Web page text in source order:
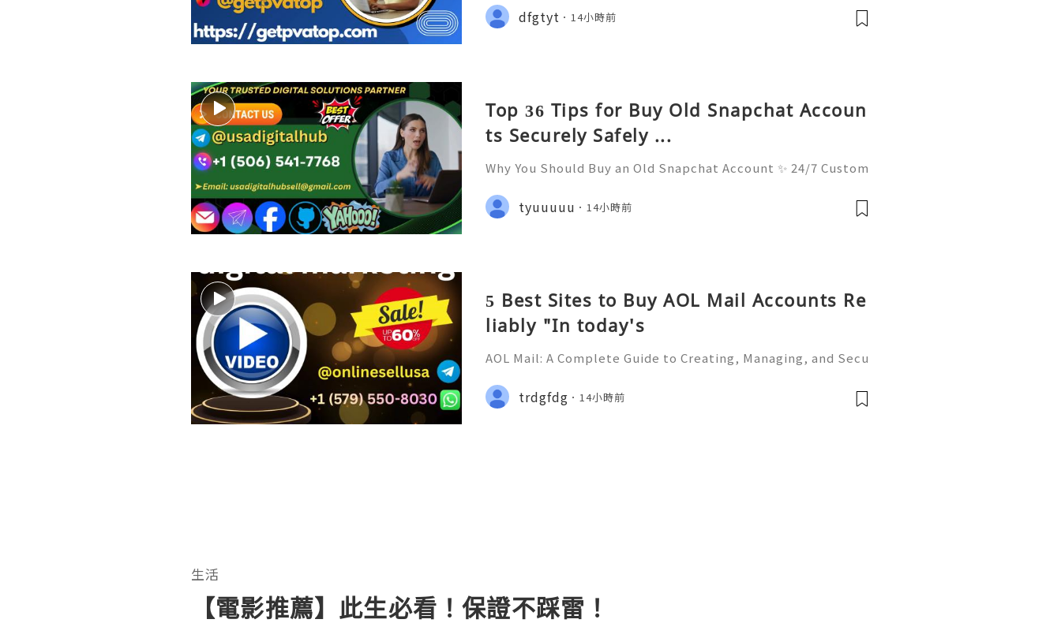
📞📩 We’re always ready to help you 24/7! 😊💯🔥 💼⏰📩🌟
🌐✨ We are available online 24/7 💼
dfgtyt 14小時前
Top 36 Tips for Buy Old Snapchat Accoun
ts Securely Safely ...
Why You Should Buy an Old Snapchat Account ✨ 24/7 Custom
tsApp: +1 (506) 541-7768 ✈️✨💎🌐🚀⭐ Telegram: @usadigitalh
ub 🎮✨💎🌐🚀⭐ Discord: usadigitalhub 📧✨💎
tyuuuuu 14小時前
5 Best Sites to Buy AOL Mail Accounts Re
liably "In today's
AOL Mail: A Complete Guide to Creating, Managing, and Secu
Online Support 24/7 🚀📡💬📱🛸👑 Telegram ➜ @onlinesellus
a 🎮💻👨‍💻🎙️🔥👑 Discord ➜ Account Servic
trdgfdg 14小時前
生活
【電影推薦】此生必看！保證不踩雷！